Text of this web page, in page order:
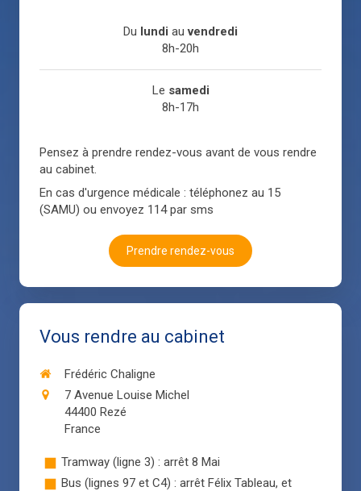
Du lundi auvendredi
8h-20h
Le samedi
8h-17h
Pensez à prendre rendez-vous avant de vous rendre
au cabinet.
En cas d'urgence médicale : téléphonez au 15
(SAMU) ou envoyez 114 par sms
Prendre rendez-vous
Vous rendre au cabinet
Frédéric Chaligne
7 Avenue Louise Michel
44400 Rezé
France
Tramway (ligne 3) : arrêt 8 Mai
Bus (lignes 97 et C4) : arrêt Félix Tableau, et